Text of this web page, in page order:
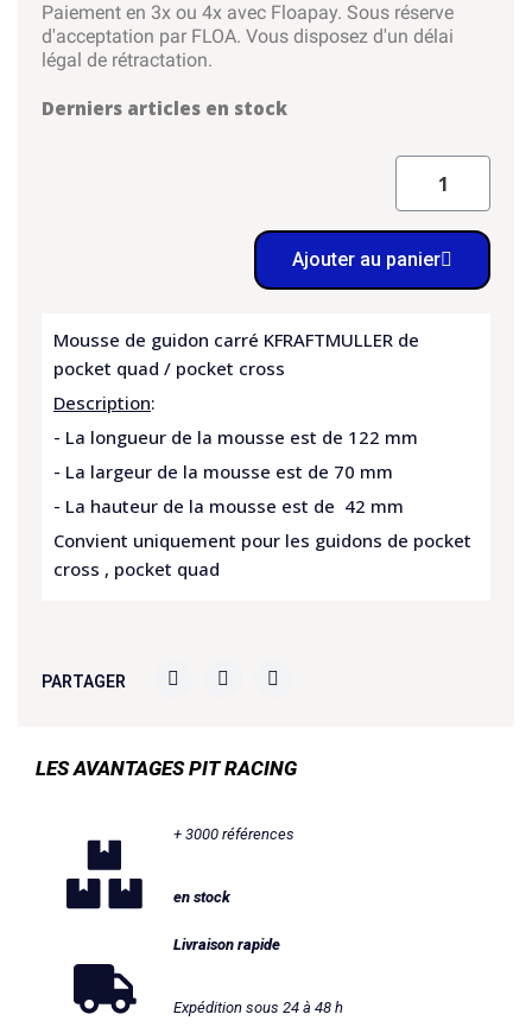
Paiement en 3x ou 4x avec Floapay. Sous réserve
d'acceptation par FLOA. Vous disposez d'un délai
légal de rétractation.
Derniers articles en stock
Ajouter au panier
Mousse de guidon carré KFRAFTMULLER de
pocket quad / pocket cross
Description:
- La longueur de la mousse est de 122 mm
- La largeur de la mousse est de 70 mm
- La hauteur de la mousse est de 42 mm
Convient uniquement pour les guidons de pocket
cross , pocket quad
PARTAGER
LES AVANTAGES PIT RACING
+ 3000 références
en stock
Livraison rapide
Expédition sous 24 à 48 h